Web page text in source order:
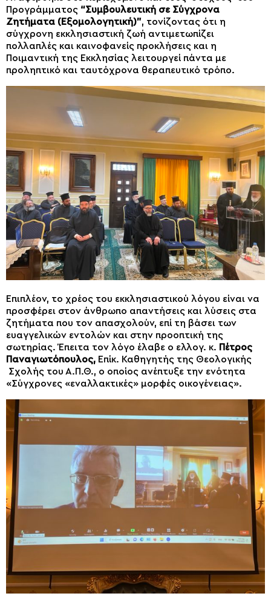
Προγράμματος “Συμβουλευτική σε Σύγχρονα
Ζητήματα (Εξομολογητική)”, τονίζοντας ότι η
σύγχρονη εκκλησιαστική ζωή αντιμετωπίζει
πολλαπλές και καινοφανείς προκλήσεις και η
Ποιμαντική της Εκκλησίας λειτουργεί πάντα με
προληπτικό και ταυτόχρονα θεραπευτικό τρόπο.
Επιπλέον, το χρέος του εκκλησιαστικού λόγου είναι να
προσφέρει στον άνθρωπο απαντήσεις και λύσεις στα
ζητήματα που τον απασχολούν, επί τη βάσει των
ευαγγελικών εντολών και στην προοπτική της
σωτηρίας. Έπειτα τον λόγο έλαβε ο ελλογ. κ. Πέτρος
Παναγιωτόπουλος, Επίκ. Καθηγητής της Θεολογικής
Σχολής του Α.Π.Θ., ο οποίος ανέπτυξε την ενότητα
«Σύγχρονες «εναλλακτικές» μορφές οικογένειας».